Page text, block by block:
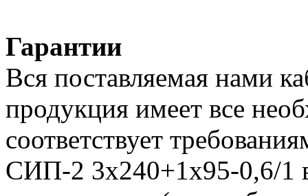
Гарантии
Вся поставляемая нами
продукция имеет все
соответствует
СИП-2 3х240+1х95-0,6/1